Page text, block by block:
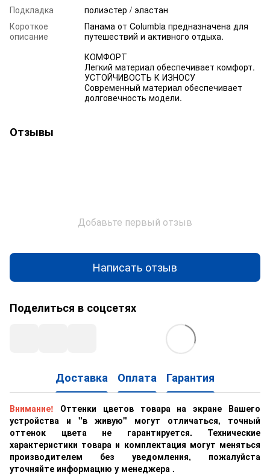
Подкладка
полиэстер / эластан
Короткое
описание
Панама от Columbia предназначена для
путешествий и активного отдыха.
КОМФОРТ
Легкий материал обеспечивает комфорт.
УСТОЙЧИВОСТЬ К ИЗНОСУ
Современный материал обеспечивает
долговечность модели.
Отзывы
Добавьте первый отзыв
Написать отзыв
Поделиться в соцсетях
Доставка Оплата Гарантия
Внимание!
Оттенки цветов товара на экране Вашего
устройства и "в живую" могут отличаться, точный
оттенок цвета не гарантируется. Технические
характеристики товара и комплектация могут меняться
производителем без уведомления, пожалуйста
уточняйте информацию у менеджера .